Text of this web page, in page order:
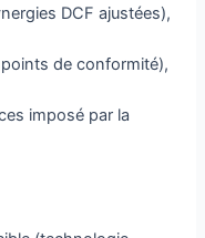
DCF ajustées),
de conformité),
imposé par la